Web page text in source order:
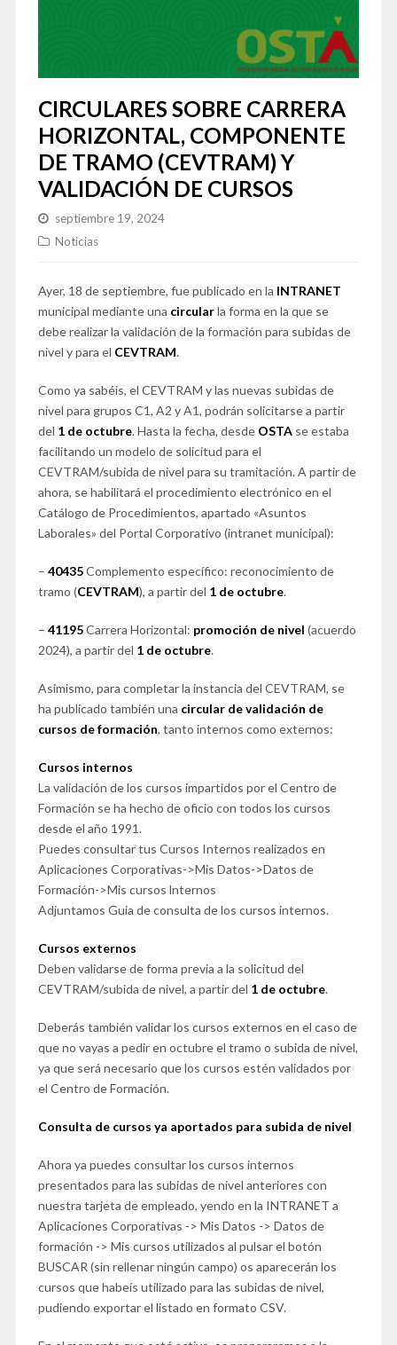
CIRCULARES SOBRE CARRERA
HORIZONTAL, COMPONENTE
DE TRAMO (CEVTRAM) Y
VALIDACIÓN DE CURSOS
septiembre 19, 2024
Noticias
Ayer, 18 de septiembre, fue publicado en la INTRANET
municipal mediante una circularla forma en la que se
debe realizar la validación de la formación para subidas de
nivel y para el CEVTRAM.
Como ya sabéis, el CEVTRAM y las nuevas subidas de
nivel para grupos C1, A2 y A1, podrán solicitarse a partir
del 1 de octubre. Hasta la fecha, desdeOSTAse estaba
facilitando un modelo de solicitud para el
CEVTRAM/subida de nivel para su tramitación. A partir de
ahora, se habilitará el procedimiento electrónico en el
Catálogo de Procedimientos, apartado «Asuntos
Laborales» del Portal Corporativo (intranet municipal):
– 40435Complemento específico: reconocimiento de
tramo (CEVTRAM), a partir del 1 de octubre.
– 41195Carrera Horizontal: promoción de nivel (acuerdo
2024), a partir del 1 de octubre.
Asimismo, para completar la instancia del CEVTRAM, se
ha publicado también una circular de validación de
cursos de formación, tanto internos como externos:
Cursos internos
La validación de los cursos impartidos por el Centro de
Formación se ha hecho de oficio con todos los cursos
desde el año 1991.
Puedes consultar tus Cursos Internos realizados en
Aplicaciones Corporativas->Mis Datos->Datos de
Formación->Mis cursos lnternos
Adjuntamos Guia de consulta de los cursos internos.
Cursos externos
Deben validarse de forma previa a la solicitud del
CEVTRAM/subida de nivel, a partir del 1 de octubre.
Deberás también validar los cursos externos en el caso de
que no vayas a pedir en octubre el tramo o subida de nivel,
ya que será necesario que los cursos estén validados por
el Centro de Formación.
Consulta de cursos ya aportados para subida de nivel
Ahora ya puedes consultar los cursos internos
presentados para las subidas de nivel anteriores con
nuestra tarjeta de empleado, yendo en la INTRANET a
Aplicaciones Corporativas -> Mis Datos -> Datos de
formación -> Mis cursos utilizados al pulsar el botón
BUSCAR (sin rellenar ningún campo) os aparecerán los
cursos que habeís utilizado para las subidas de nivel,
pudiendo exportar el listado en formato CSV.